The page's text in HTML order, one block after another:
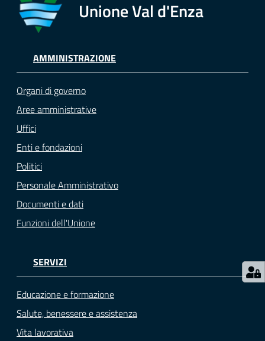
Tutti
argomenti...
Seguici
su
Unione Val d'Enza
AMMINISTRAZIONE
Organi di governo
Aree amministrative
Uffici
Enti e fondazioni
Politici
Personale Amministrativo
Documenti e dati
Funzioni dell'Unione
SERVIZI
Educazione e formazione
Salute, benessere e assistenza
Vita lavorativa